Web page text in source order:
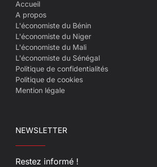
Accueil
A propos
L'économiste du Bénin
L'économiste du Niger
L'économiste du Mali
L'économiste du Sénégal
Politique de confidentialités
Politique de cookies
Mention légale
NEWSLETTER
Restez informé !